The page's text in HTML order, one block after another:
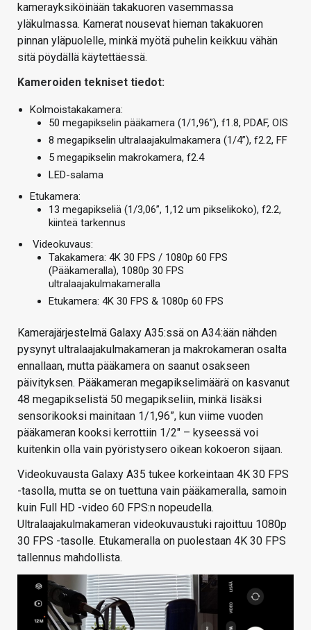
kamerayksiköinään takakuoren vasemmassa
yläkulmassa. Kamerat nousevat hieman takakuoren
pinnan yläpuolelle, minkä myötä puhelin keikkuu vähän
sitä pöydällä käytettäessä.
Kameroiden tekniset tiedot:
Kolmoistakakamera:
50 megapikselin pääkamera (1/1,96”), f1.8, PDAF, OIS
8 megapikselin ultralaajakulmakamera (1/4”), f2.2, FF
5 megapikselin makrokamera, f2.4
LED-salama
Etukamera:
13 megapikseliä (1/3,06”, 1,12 um pikselikoko), f2.2,
kiinteä tarkennus
Videokuvaus:
Takakamera: 4K 30 FPS / 1080p 60 FPS
(Pääkameralla), 1080p 30 FPS
ultralaajakulmakameralla
Etukamera: 4K 30 FPS & 1080p 60 FPS
Kamerajärjestelmä Galaxy A35:ssä on A34:ään nähden
pysynyt ultralaajakulmakameran ja makrokameran osalta
ennallaan, mutta pääkamera on saanut osakseen
päivityksen. Pääkameran megapikselimäärä on kasvanut
48 megapikselistä 50 megapikseliin, minkä lisäksi
sensorikooksi mainitaan 1/1,96”, kun viime vuoden
pääkameran kooksi kerrottiin 1/2″ – kyseessä voi
kuitenkin olla vain pyöristysero oikean kokoeron sijaan.
Videokuvausta Galaxy A35 tukee korkeintaan 4K 30 FPS
-tasolla, mutta se on tuettuna vain pääkameralla, samoin
kuin Full HD -video 60 FPS:n nopeudella.
Ultralaajakulmakameran videokuvaustuki rajoittuu 1080p
30 FPS -tasolle. Etukameralla on puolestaan 4K 30 FPS
tallennus mahdollista.